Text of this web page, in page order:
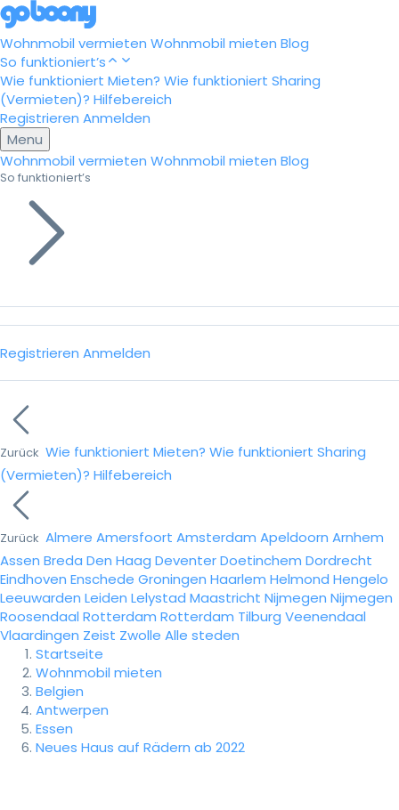
Wohnmobil vermieten Wohnmobil mieten Blog
So funktioniert’s
Wie funktioniert Mieten? Wie funktioniert Sharing
(Vermieten)? Hilfebereich
Registrieren Anmelden
Menu
Wohnmobil vermieten Wohnmobil mieten Blog
So funktioniert’s
Registrieren Anmelden
Zurück Wie funktioniert Mieten? Wie funktioniert Sharing
(Vermieten)? Hilfebereich
Zurück Almere Amersfoort Amsterdam Apeldoorn Arnhem
Assen Breda Den Haag DeventerDoetinchem Dordrecht
Eindhoven Enschede Groningen Haarlem Helmond Hengelo
Leeuwarden Leiden Lelystad Maastricht Nijmegen Nijmegen
Roosendaal Rotterdam Rotterdam Tilburg Veenendaal
Vlaardingen Zeist Zwolle Alle steden
Startseite
Wohnmobil mieten
Belgien
Antwerpen
Essen
Neues Haus auf Rädern ab 2022